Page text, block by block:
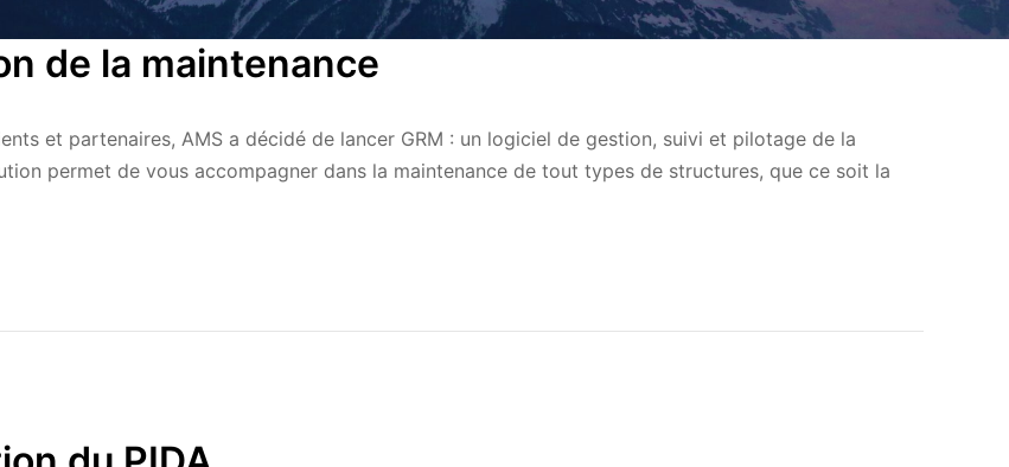
de la maintenance
et partenaires, AMS a décidé de lancer GRM : un logiciel de gestion, suivi et pilotage de la
permet de vous accompagner dans la maintenance de tout types de structures, que ce soit la